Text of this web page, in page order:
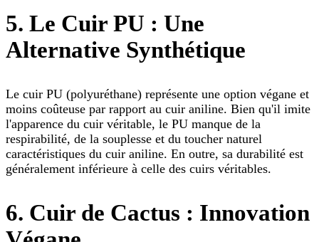
5. Le Cuir PU : Une
Alternative Synthétique
Le cuir PU (polyuréthane) représente une option végane et
moins coûteuse par rapport au cuir aniline. Bien qu'il imite
l'apparence du cuir véritable, le PU manque de la
respirabilité, de la souplesse et du toucher naturel
caractéristiques du cuir aniline. En outre, sa durabilité est
généralement inférieure à celle des cuirs véritables.
6. Cuir de Cactus : Innovation